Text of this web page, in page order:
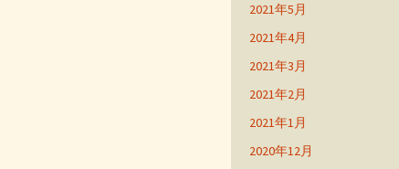
2021年5月
2021年4月
2021年3月
2021年2月
2021年1月
2020年12月